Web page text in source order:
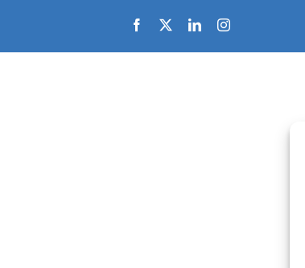
Facebook LinkedInInstagram